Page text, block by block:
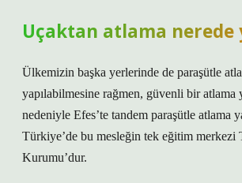
Uçaktan atlama nerede
Ülkemizin başka yerlerinde de paraşütle
yapılabilmesine rağmen, güvenli bir atlama
nedeniyle Efes’te tandem paraşütle atlama
Türkiye’de bu mesleğin tek eğitim merkezi
Kurumu’dur.